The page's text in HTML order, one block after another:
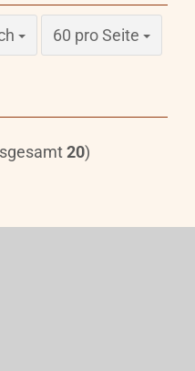
60 pro Seite
pro Seite
20)